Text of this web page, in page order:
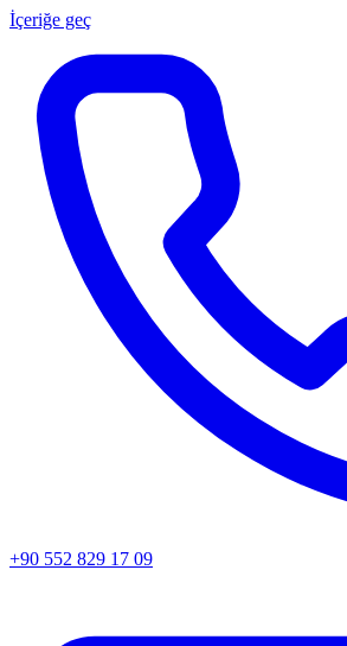
İçeriğe geç
+90 552 829 17 09